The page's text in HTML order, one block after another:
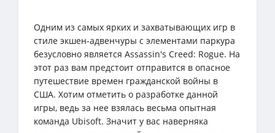
Одним из самых ярких и захватывающих игр в
стиле экшен-адвенчуры с элементами паркура
безусловно является Assassin's Creed: Rogue. На
этот раз вам предстоит отправится в опасное
путешествие времен гражданской войны в
США. Хотим отметить о разработке данной
игры, ведь за нее взялась весьма опытная
команда Ubisoft. Значит у вас наверняка